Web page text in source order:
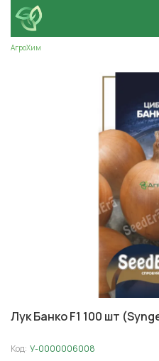
АгроХим
Лук Банко F1 100 шт
Код: У-0000006008